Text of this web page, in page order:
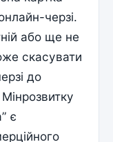
черзі.
або ще не
скасувати
до
є